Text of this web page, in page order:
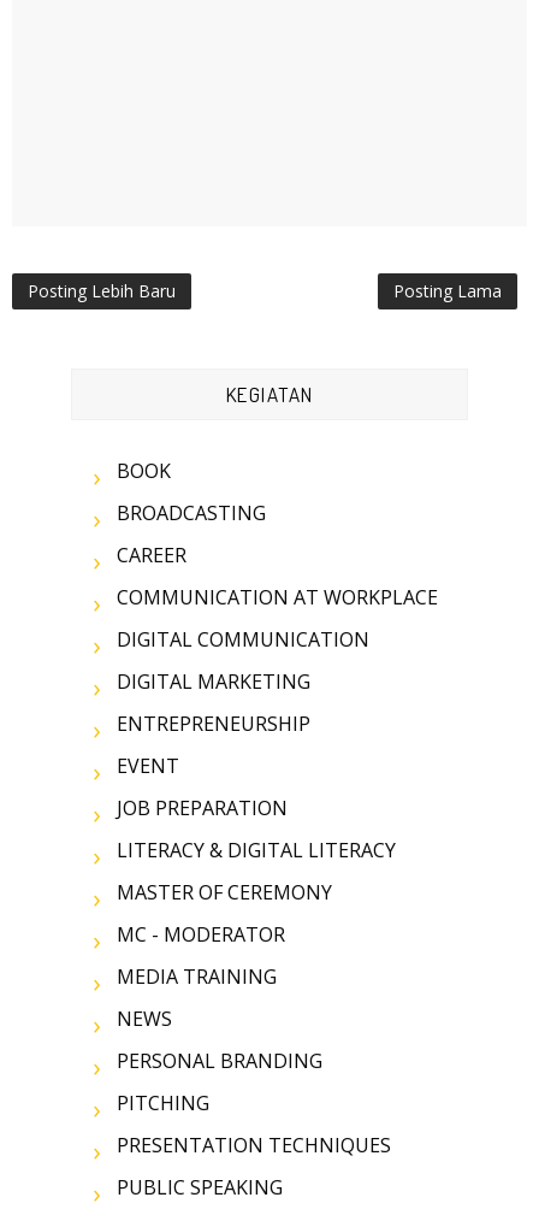
Posting Lebih Baru Posting Lama
KEGIATAN
BOOK
BROADCASTING
CAREER
COMMUNICATION AT WORKPLACE
DIGITAL COMMUNICATION
DIGITAL MARKETING
ENTREPRENEURSHIP
EVENT
JOB PREPARATION
LITERACY & DIGITAL LITERACY
MASTER OF CEREMONY
MC - MODERATOR
MEDIA TRAINING
NEWS
PERSONAL BRANDING
PITCHING
PRESENTATION TECHNIQUES
PUBLIC SPEAKING